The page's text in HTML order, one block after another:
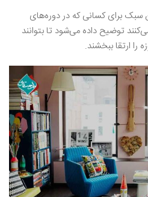
برای کسانی که در دوره‌های
توضیح داده می‌شود تا بتوانند
ارتقا ببخشند.